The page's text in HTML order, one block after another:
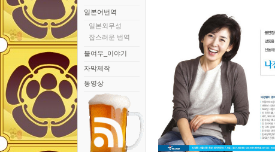
일본어번역
일본외무성
잡스러운 번역
불여우_이야기
자막제작
동영상